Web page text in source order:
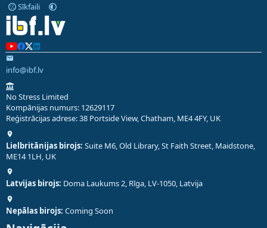
Sīkfaili
info@ibf.lv
No Stress Limited
Kompānijas numurs: 12629117
Reģistrācijas adrese: 38 Portside View, Chatham, ME4 4FY, UK
Lielbritānijas birojs: Suite M6, Old Library, St Faith Street, Maidstone,
ME14 1LH, UK
Latvijas birojs: Doma Laukums 2, Rīga, LV-1050, Latvija
Nepālas birojs: Coming Soon